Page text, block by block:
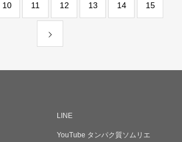
10 11 12 13 14 15
LINE
YouTube タンパク質ソムリエ